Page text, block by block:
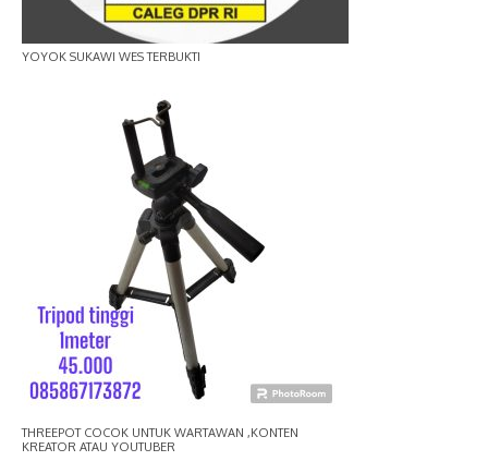
YOYOK SUKAWI WES TERBUKTI
THREEPOT COCOK UNTUK WARTAWAN ,KONTEN
KREATOR ATAU YOUTUBER